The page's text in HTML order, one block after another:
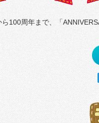
100周年まで、「